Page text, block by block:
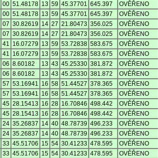
00 51.48178 13 59 45.37701 645.397 OVĚŘENO
00 51.48178 13 59 45.37701 645.397 OVĚŘENO
07 30.82619 14 27 21.80473 356.025 OVĚŘENO
07 30.82619 14 27 21.80473 356.025 OVĚŘENO
41 16.07279 13 59 53.72838 583.675 OVĚŘENO
41 16.07279 13 59 53.72838 583.675 OVĚŘENO
06 8.60182 13 43 45.25330 381.872 OVĚŘENO
06 8.60182 13 43 45.25330 381.872 OVĚŘENO
57 53.16941 16 58 51.44527 378.365 OVĚŘENO
57 53.16941 16 58 51.44527 378.365 OVĚŘENO
45 28.15413 16 28 16.70846 498.442 OVĚŘENO
45 28.15413 16 28 16.70846 498.442 OVĚŘENO
24 35.26837 14 40 48.78739 496.233 OVĚŘENO
24 35.26837 14 40 48.78739 496.233 OVĚŘENO
33 45.51706 15 54 30.41233 478.595 OVĚŘENO
33 45.51706 15 54 30.41233 478.595 OVĚŘENO